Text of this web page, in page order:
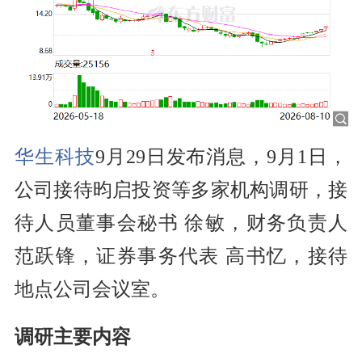
华生科技9月29日发布消息，9月1日，
公司接待昀启投资等多家机构调研，接
待人员董事会秘书 徐敏，财务负责人
范跃锋，证券事务代表 高书忆，接待
地点公司会议室。
调研主要内容